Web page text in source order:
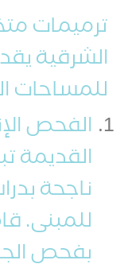
ترميمات
الشرقية
للمساحات
الفحص
القديمة
ناجحة
للمبنى.
بفحص